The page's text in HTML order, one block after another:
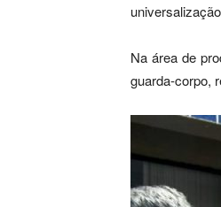
Na área de
guarda-corpo,